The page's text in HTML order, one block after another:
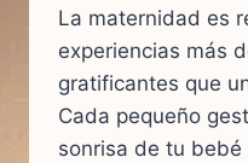
La maternidad es
experiencias más
gratificantes que
Cada pequeño
sonrisa de tu bebé